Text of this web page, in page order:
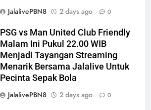
JalalivePBN8
2 days ago 0
PSG vs Man United Club Friendly
Malam Ini Pukul 22.00 WIB
Menjadi Tayangan Streaming
Menarik Bersama Jalalive Untuk
Pecinta Sepak Bola
JalalivePBN8
2 days ago 0